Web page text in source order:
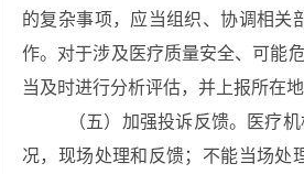
的复杂事项，应当组织、协调相关
作。对于涉及医疗质量安全、可能
当及时进行分析评估，并上报所在
（五）加强投诉反馈。医疗
况，现场处理和反馈；不能当场处